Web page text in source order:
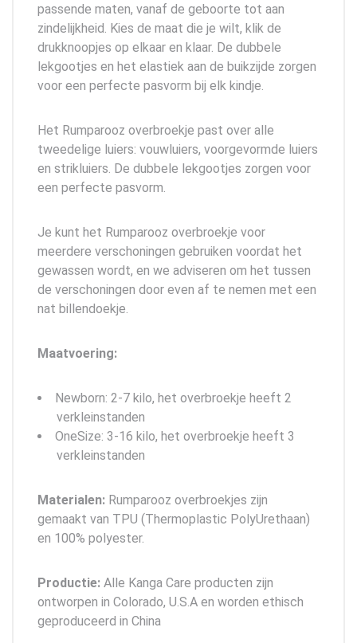
passende maten, vanaf de geboorte tot aan
zindelijkheid. Kies de maat die je wilt, klik de
drukknoopjes op elkaar en klaar. De dubbele
lekgootjes en het elastiek aan de buikzijde zorgen
voor een perfecte pasvorm bij elk kindje.
Het Rumparooz overbroekje past over alle
tweedelige luiers: vouwluiers, voorgevormde luiers
en strikluiers. De dubbele lekgootjes zorgen voor
een perfecte pasvorm.
Je kunt het Rumparooz overbroekje voor
meerdere verschoningen gebruiken voordat het
gewassen wordt, en we adviseren om het tussen
de verschoningen door even af te nemen met een
nat billendoekje.
Maatvoering:
Newborn: 2-7 kilo, het overbroekje heeft 2
verkleinstanden
OneSize: 3-16 kilo, het overbroekje heeft 3
verkleinstanden
Materialen: Rumparooz overbroekjes zijn
gemaakt van TPU (Thermoplastic PolyUrethaan)
en 100% polyester.
Productie: Alle Kanga Care producten zijn
ontworpen in Colorado, U.S.A en worden ethisch
geproduceerd in China